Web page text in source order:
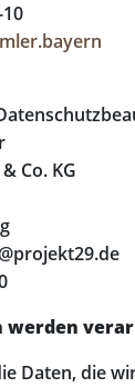
Co. KG
werden
Daten, die